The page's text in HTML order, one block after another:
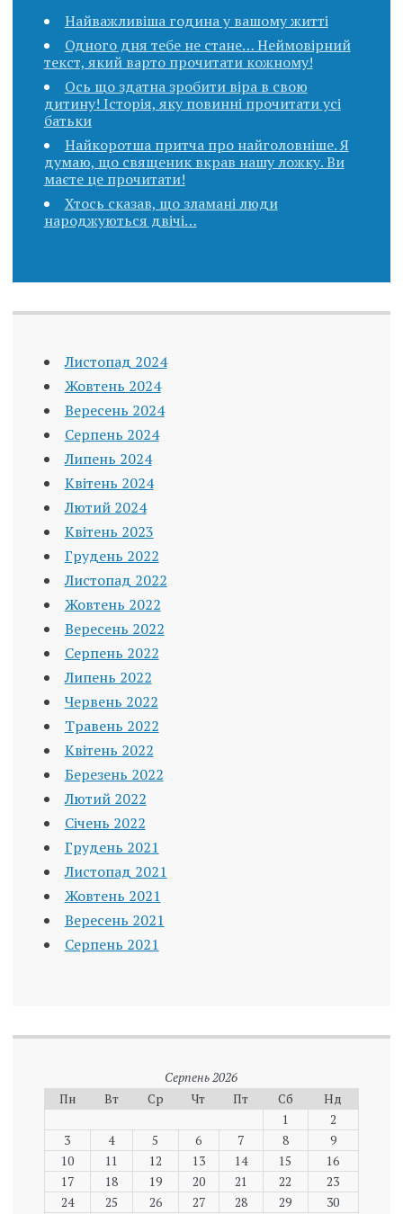
Найважливіша година у вашому житті
Одного дня тебе не стане… Неймовірний
текст, який варто прочитати кожному!
Ось що здатна зробити віра в свою
дитину! Історія, яку повинні прочитати усі
батьки
Найкоротша притча про найголовніше. Я
думаю, що священик вкpав нашу ложку. Ви
маєте це прочитати!
Хтось сказав, що зламані люди
народжуються двічі…
Листопад 2024
Жовтень 2024
Вересень 2024
Серпень 2024
Липень 2024
Квітень 2024
Лютий 2024
Квітень 2023
Грудень 2022
Листопад 2022
Жовтень 2022
Вересень 2022
Серпень 2022
Липень 2022
Червень 2022
Травень 2022
Квітень 2022
Березень 2022
Лютий 2022
Січень 2022
Грудень 2021
Листопад 2021
Жовтень 2021
Вересень 2021
Серпень 2021
Серпень 2026
Пн
Вт Ср Чт Пт Сб
Нд
1
2
3
4 5 6 7 8
9
10
11 12 13 14 15
16
17
18 19 20 21 22
23
24
25 26 27 28 29 30